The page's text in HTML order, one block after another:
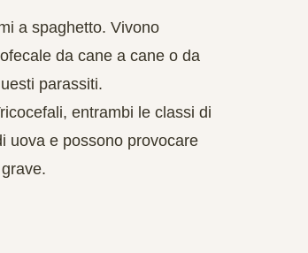
a spaghetto. Vivono
da cane a cane o da
parassiti.
entrambi le classi di
uova e possono provocare